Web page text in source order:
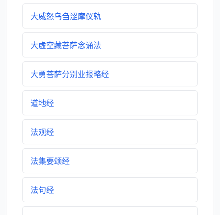
大威怒乌刍涩摩仪轨
大虚空藏菩萨念诵法
大勇菩萨分别业报略经
道地经
法观经
法集要颂经
法句经